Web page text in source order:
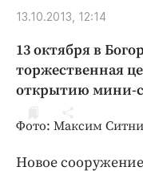
Спорт
Тульский
Тула
ДоброЦентр
13.10.2013, 12:14
13 октября в
торжественная
открытию мини-
Фото: Максим
Новое